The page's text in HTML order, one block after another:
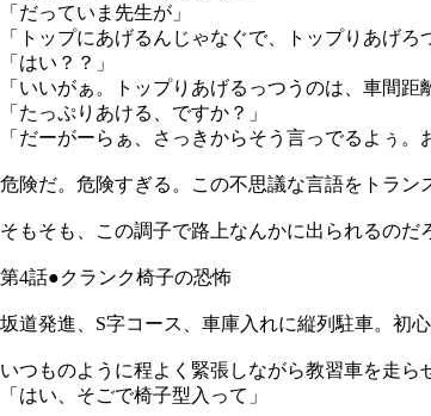
「だっていま先生が」
「トップにあげるんじゃなぐで、トップりあげろ
「はい？？」
「いいがぁ。トップりあげるっつうのは、車間距
「たっぷりあける、ですか？」
「だーがーらぁ、さっきからそう言っでるよぅ。
危険だ。危険すぎる。この不思議な言語をトラ
そもそも、この調子で路上なんかに出られるのだ
第4話●クランク椅子の恐怖
坂道発進、S字コース、車庫入れに縦列駐車。初
いつものように程よく緊張しながら教習車を走ら
「はい、そごで椅子型入って」